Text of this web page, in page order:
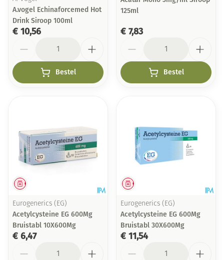
A.vogel Echinaforcemed Hot
Drink Siroop 100ml
€ 10,56
Bestel
125ml
€ 7,83
Bestel
Geneesmiddel
Eurogenerics (EG)
Acetylcysteine EG 600Mg
Bruistabl 10X600Mg
€ 6,47
Geneesmiddel
Eurogenerics (EG)
Acetylcysteine EG 600Mg
Bruistabl 30X600Mg
€ 11,54